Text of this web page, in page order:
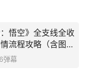
：悟空》全支线全收
流程攻略（含图文
金专栏）
弹幕